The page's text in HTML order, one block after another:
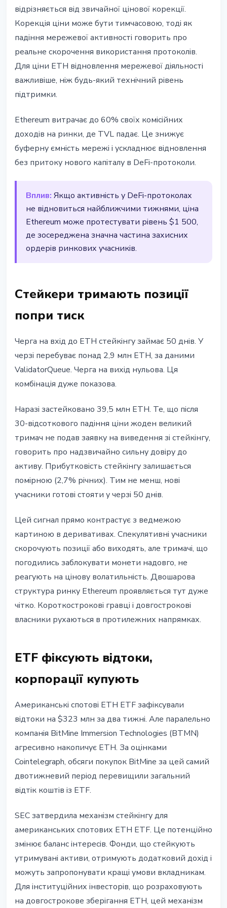
відрізняється від звичайної цінової корекції.
Корекція ціни може бути тимчасовою, тоді як
падіння мережевої активності говорить про
реальне скорочення використання протоколів.
Для ціни ETH відновлення мережевої діяльності
важливіше, ніж будь-який технічний рівень
підтримки.
Ethereum витрачає до 60% своїх комісійних
доходів на ринки, де TVL падає. Це знижує
буферну ємність мережі і ускладнює відновлення
без притоку нового капіталу в DeFi-протоколи.
Вплив: Якщо активність у DeFi-протоколах
не відновиться найближчими тижнями, ціна
Ethereum може протестувати рівень $1 500,
де зосереджена значна частина захисних
ордерів ринкових учасників.
Стейкери тримають позиції
попри тиск
Черга на вхід до ETH стейкінгу займає 50 днів. У
черзі перебуває понад 2,9 млн ETH, за даними
ValidatorQueue. Черга на вихід нульова. Ця
комбінація дуже показова.
Наразі застейковано 39,5 млн ETH. Те, що після
30-відсоткового падіння ціни жоден великий
тримач не подав заявку на виведення зі стейкінгу,
говорить про надзвичайно сильну довіру до
активу. Прибутковість стейкінгу залишається
помірною (2,7% річних). Тим не менш, нові
учасники готові стояти у черзі 50 днів.
Цей сигнал прямо контрастує з ведмежою
картиною в деривативах. Спекулятивні учасники
скорочують позиції або виходять, але тримачі, що
погодились заблокувати монети надовго, не
реагують на цінову волатильність. Двошарова
структура ринку Ethereum проявляється тут дуже
чітко. Короткострокові гравці і довгострокові
власники рухаються в протилежних напрямках.
ETF фіксують відтоки,
корпорації купують
Американські спотові ETH ETF зафіксували
відтоки на $323 млн за два тижні. Але паралельно
компанія BitMine Immersion Technologies (BTMN)
агресивно накопичує ETH. За оцінками
Cointelegraph, обсяги покупок BitMine за цей самий
двотижневий період перевищили загальний
відтік коштів із ETF.
SEC затвердила механізм стейкінгу для
американських спотових ETH ETF. Це потенційно
змінює баланс інтересів. Фонди, що стейкують
утримувані активи, отримують додатковий дохід і
можуть запропонувати кращі умови вкладникам.
Для інституційних інвесторів, що розраховують
на довгострокове зберігання ETH, цей механізм